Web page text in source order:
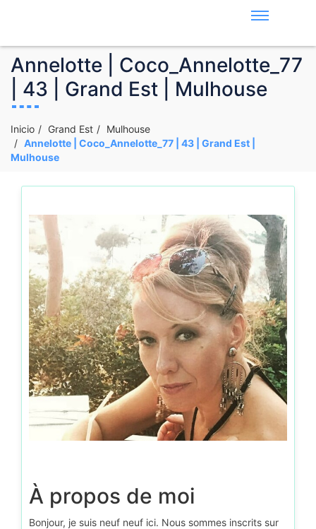
Annelotte | Coco_Annelotte_77
| 43 | Grand Est | Mulhouse
Inicio Grand Est
Mulhouse
Annelotte | Coco_Annelotte_77 | 43 | Grand Est |
Mulhouse
À propos de moi
Bonjour, je suis neuf neuf ici. Nous sommes inscrits sur